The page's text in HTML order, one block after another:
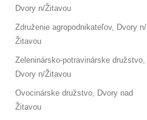
Dvory n/Žitavou
Združenie agropodnikateľov, Dvory n/
Žitavou
Zeleninársko-potravinárske družstvo,
Dvory n/Žitavou
Ovocinárske družstvo, Dvory nad
Žitavou